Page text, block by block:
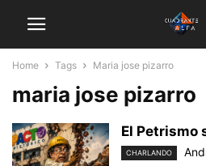
Home Tags Maria jose pizarro
maria jose pizarro
El Petrismo
CHARLANDO